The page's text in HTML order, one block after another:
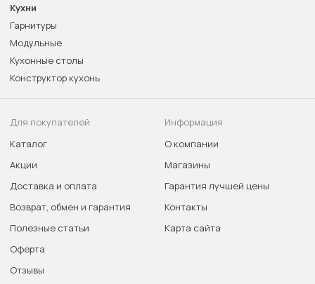
Кухни
Гарнитуры
Модульные
Кухонные столы
Конструктор кухонь
Для покупателей
Каталог
Акции
Доставка и оплата
Возврат, обмен и гарантия
Полезные статьи
Оферта
Отзывы
Информация
О компании
Магазины
Гарантия лучшей цены
Контакты
Карта сайта